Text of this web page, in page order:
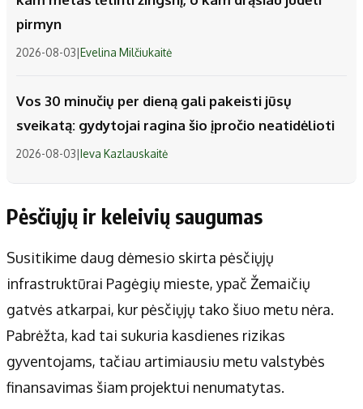
pirmyn
2026-08-03|Evelina Milčiukaitė
Vos 30 minučių per dieną gali pakeisti jūsų
sveikatą: gydytojai ragina šio įpročio neatidėlioti
2026-08-03|Ieva Kazlauskaitė
Pėsčiųjų ir keleivių saugumas
Susitikime daug dėmesio skirta pėsčiųjų
infrastruktūrai Pagėgių mieste, ypač Žemaičių
gatvės atkarpai, kur pėsčiųjų tako šiuo metu nėra.
Pabrėžta, kad tai sukuria kasdienes rizikas
gyventojams, tačiau artimiausiu metu valstybės
finansavimas šiam projektui nenumatytas.